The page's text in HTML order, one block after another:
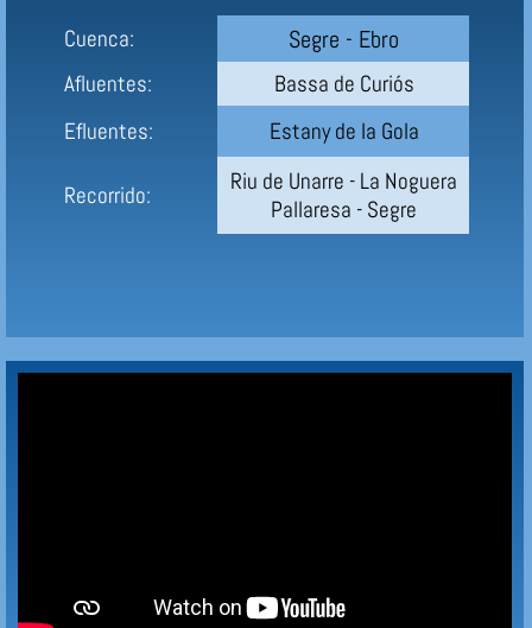
Cuenca: Segre - Ebro
Afluentes:
Bassa de Curiós
Efluentes:
Estany de la Gola
Recorrido:
Riu de Unarre - La Noguera
Pallaresa - Segre